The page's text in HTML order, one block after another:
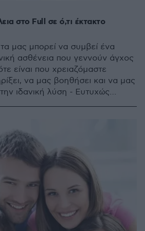
στο Full σε ό,τι έκτακτο
μας μπορεί να συμβεί ένα
ασθένεια που γεννούν άγχος
είναι που χρειαζόμαστε
να μας βοηθήσει και να μας
ιδανική λύση - Ευτυχώς